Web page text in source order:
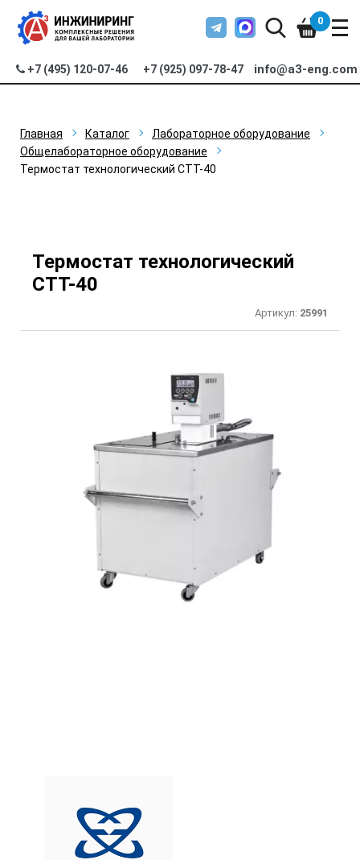
+7 (495) 120-07-46 +7 (925) 097-78-47 info@a3-eng.com
0
Главная Каталог
Лабораторное оборудование
Общелабораторное оборудование
Термостат технологический СТТ-40
Термостат технологический
СТТ-40
Артикул: 25991